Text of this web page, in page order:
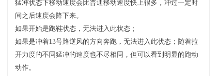
猛冲状态下移动速度会比普通移动速度快上很多，冲过一定时
间之后速度会降下来。
如果开始是跑鞋状态，无法进入此状态；
如果是冲着13号路逆风的方向奔跑，无法进入此状态；随着拉
开力度的不同猛冲的速度也不尽相同，但可以看到明显的跑动
动作。